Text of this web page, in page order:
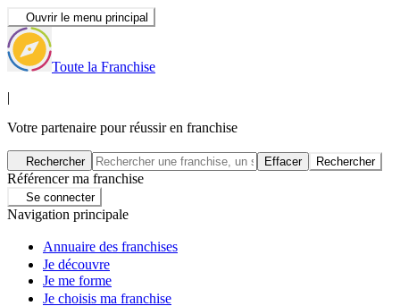
Ouvrir le menu principal
Toute la Franchise
|
Votre partenaire pour réussir en franchise
Rechercher Effacer Rechercher
Référencer ma franchise
Se connecter
Navigation principale
Annuaire des franchises
Je découvre
Je me forme
Je choisis ma franchise